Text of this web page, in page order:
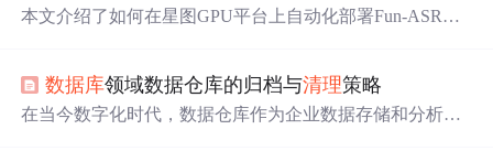
本文介绍了如何在星图GPU平台上自动化部署Fun-ASR钉
音识别应用场景，显著提升长周期语音处理任务的响应速
度与稳定性。
数据库领域数据仓库的归档与清理策略
在当今数字化时代，数据仓库作为企业数据存储和分析的